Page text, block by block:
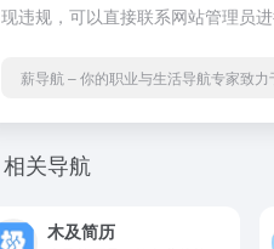
现违规，可以直接联系网站管理员
薪导航 – 你的职业与生活导航专家致
相关导航
木及简历